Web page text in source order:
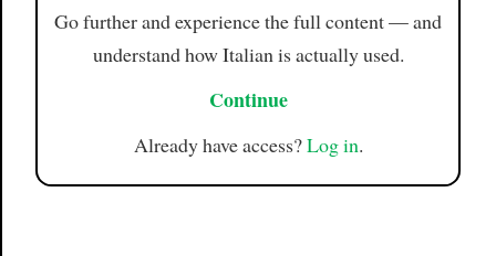
Go further and experience the full content — and
understand how Italian is actually used.
Continue
Already have access?Log in.